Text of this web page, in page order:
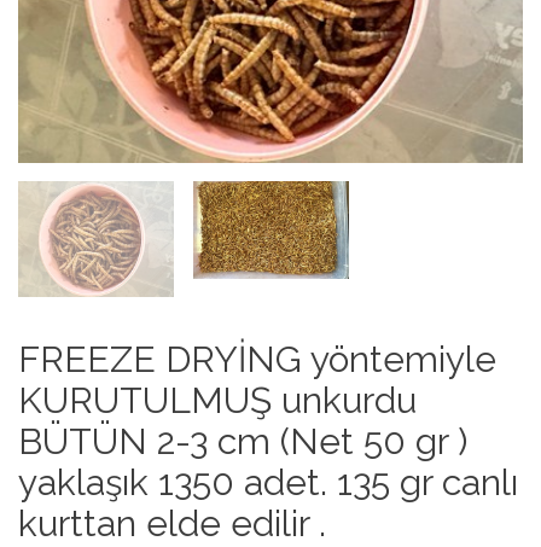
FREEZE DRYİNG yöntemiyle
KURUTULMUŞ unkurdu
BÜTÜN 2-3 cm (Net 50 gr )
yaklaşık 1350 adet. 135 gr canlı
kurttan elde edilir .